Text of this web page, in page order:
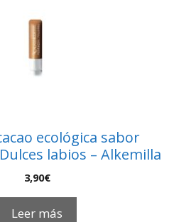
ecológica sabor
labios – Alkemilla
3,90€
Leer más